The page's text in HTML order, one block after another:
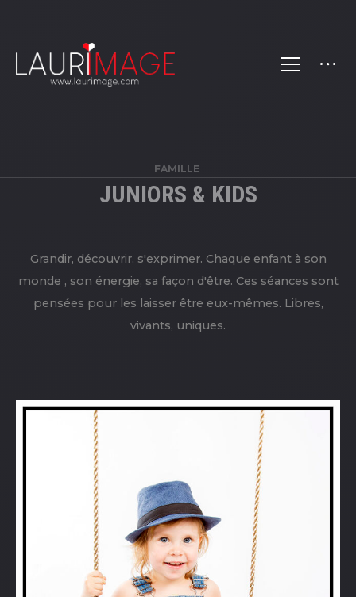
FAMILLE
JUNIORS & KIDS
Grandir, découvrir, s'exprimer. Chaque enfant à son
monde , son énergie, sa façon d'être. Ces séances sont
pensées pour les laisser être eux-mêmes. Libres,
vivants, uniques.